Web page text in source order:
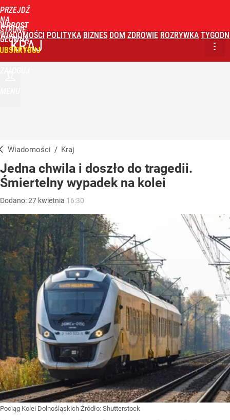
PRZEJDŹ
NA
STRONĘ
GŁÓWNĄ
WPROST
WIADOMOŚCI POLITYKA BIZNES DOM ZDROWIE ROZRYWKA
KRAJ
Wiadomości / Kraj
Jedna chwila i doszło do tragedii.
Śmiertelny wypadek na kolei
Dodano:27 kwietnia 16:30
Pociąg Kolei Dolnośląskich Źródło: Shutterstock